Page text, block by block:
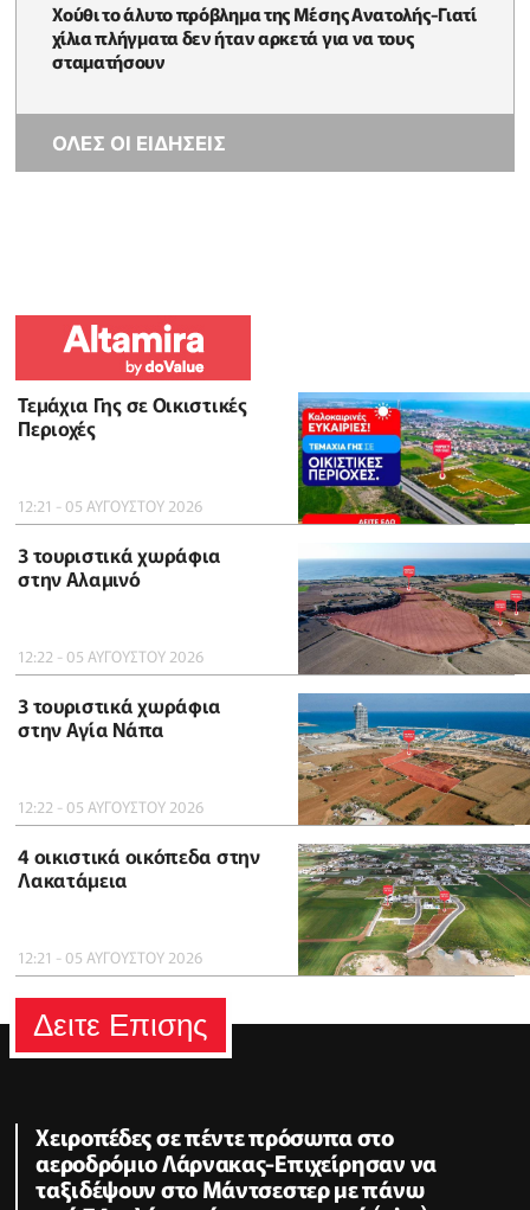
Χούθι το άλυτο πρόβλημα της Μέσης Ανατολής-Γιατί
χίλια πλήγματα δεν ήταν αρκετά για να τους
σταματήσουν
ΟΛΕΣ ΟΙ ΕΙΔΗΣΕΙΣ
Τεμάχια Γης σε Οικιστικές
Περιοχές
12:21 - 05 ΑΥΓΟΥΣΤΟΥ 2026
3 τουριστικά χωράφια
στην Αλαμινό
12:22 - 05 ΑΥΓΟΥΣΤΟΥ 2026
3 τουριστικά χωράφια
στην Αγία Νάπα
12:22 - 05 ΑΥΓΟΥΣΤΟΥ 2026
4 οικιστικά οικόπεδα στην
Λακατάμεια
12:21 - 05 ΑΥΓΟΥΣΤΟΥ 2026
Δειτε Επισης
Xειροπέδες σε πέντε πρόσωπα στο
αεροδρόμιο Λάρνακας-Επιχείρησαν να
ταξιδέψουν στο Μάντσεστερ με πάνω